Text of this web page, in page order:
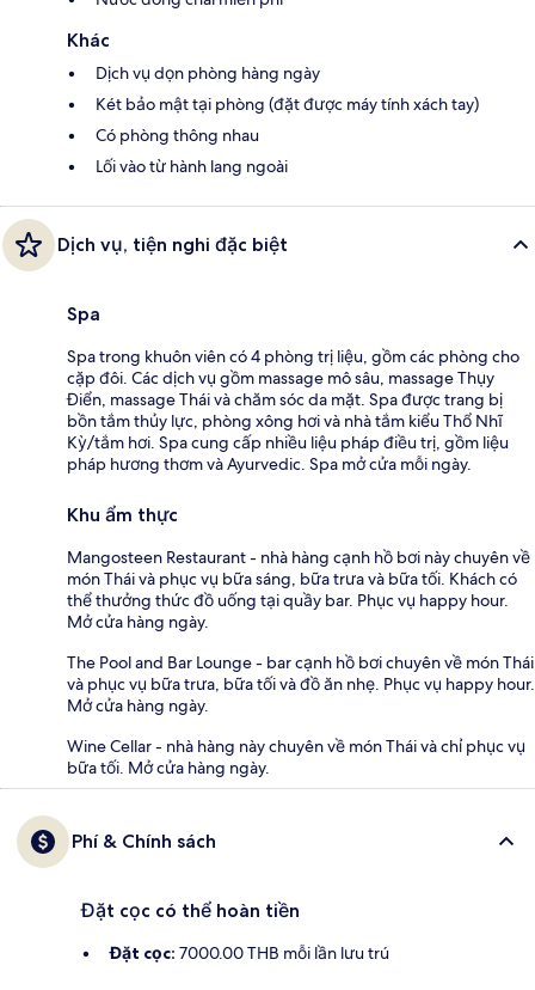
Khác
Dịch vụ dọn phòng hàng ngày
Két bảo mật tại phòng (đặt được máy tính xách tay)
Có phòng thông nhau
Lối vào từ hành lang ngoài
Dịch vụ, tiện nghi đặc biệt
Spa
Spa trong khuôn viên có 4 phòng trị liệu, gồm các phòng cho
cặp đôi. Các dịch vụ gồm massage mô sâu, massage Thụy
Điển, massage Thái và chăm sóc da mặt. Spa được trang bị
bồn tắm thủy lực, phòng xông hơi và nhà tắm kiểu Thổ Nhĩ
Kỳ/tắm hơi. Spa cung cấp nhiều liệu pháp điều trị, gồm liệu
pháp hương thơm và Ayurvedic. Spa mở cửa mỗi ngày.
Khu ẩm thực
Mangosteen Restaurant - nhà hàng cạnh hồ bơi này chuyên về
món Thái và phục vụ bữa sáng, bữa trưa và bữa tối. Khách có
thể thưởng thức đồ uống tại quầy bar. Phục vụ happy hour.
Mở cửa hàng ngày.
The Pool and Bar Lounge - bar cạnh hồ bơi chuyên về món Thái
và phục vụ bữa trưa, bữa tối và đồ ăn nhẹ. Phục vụ happy hour.
Mở cửa hàng ngày.
Wine Cellar - nhà hàng này chuyên về món Thái và chỉ phục vụ
bữa tối. Mở cửa hàng ngày.
Phí & Chính sách
Đặt cọc có thể hoàn tiền
Đặt cọc: 7000.00 THB mỗi lần lưu trú